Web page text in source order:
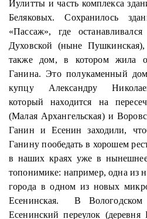
Иулиттыи часть комплекса
Беляковых. Сохранилось
«Пассаж», где
Духовской (ныне
также дом, в котором жила
Ганина. Это полукаменный
купцу Александру
который находится на
(Малая Архангельская) и
Ганин и Есенин заходили,
Ганину пообедать в хорошем
в наших краях уже в
топонимике: например, одна из
города в одном из новых
Есенинская.
В
Есенинский переулок (деревня